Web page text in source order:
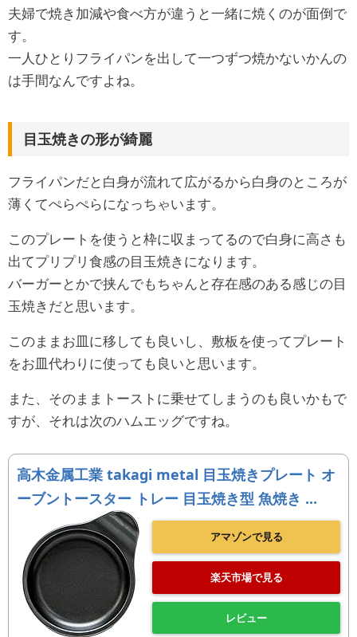
夫婦で焼き加減や食べ方が違うと一緒に焼くのが面倒で
す。
一人ひとりフライパンを出して一つずつ焼かないかんの
は手間なんですよね。
目玉焼きの形が綺麗
フライパンだと白身が流れて広がるから白身のところが
薄くてぺらぺらになっちゃいます。
このプレートを使うと枠に収まってるので白身に高さも
出てプリプリ食感の目玉焼きになります。
バーガーとかで挟んでもちゃんと存在感のある感じの目
玉焼きだと思います。
このままお皿に移しても良いし、敷板を使ってプレート
をお皿代わりに使っても良いと思います。
また、そのままトーストに乗せてしまうのも良いかもで
すが、それは次のハムエッグですね。
高木金属工業 takagi metal 目玉焼きプレート オ
ーブントースター トレー 目玉焼き型 魚焼き ...
アマゾンで見る
楽天市場で見る
レビュー